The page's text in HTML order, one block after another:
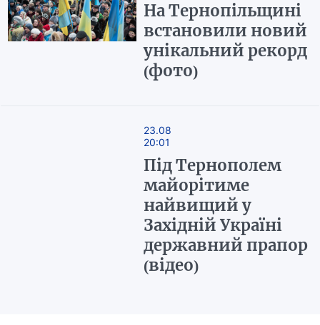
На Тернопільщині
встановили новий
унікальний рекорд
(фото)
23.08
20:01
Під Тернополем
майорітиме
найвищий у
Західній Україні
державний прапор
(відео)